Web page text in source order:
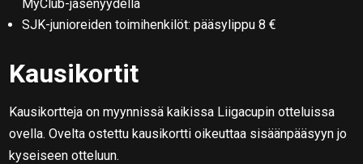
MyClub-jäsenyydellä
SJK-junioreiden toimihenkilöt: pääsylippu 8 €
Kausikortit
Kausikortteja on myynnissä kaikissa Liigacupin otteluissa
ovella. Ovelta ostettu kausikortti oikeuttaa sisäänpääsyyn jo
kyseiseen otteluun.